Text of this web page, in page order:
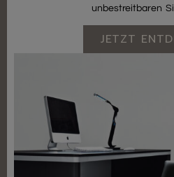
unbestreitbaren
JETZT